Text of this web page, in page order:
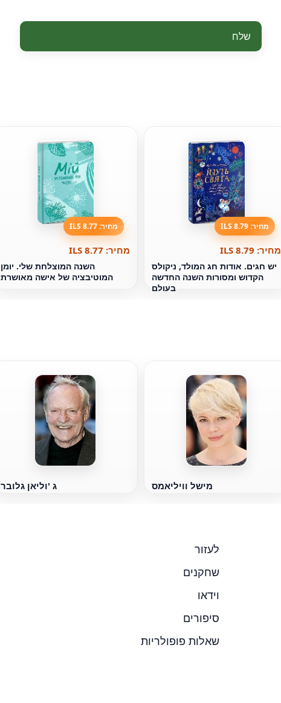
שלח
מחיר: 8.77 ILS
מחיר: 8.77 ILS
השנה המוצלחת שלי. יומן
המוטיבציה של אישה מאושרת
מחיר: 8.79 ILS
מחיר: 8.79 ILS
יש חגים. אודות חג המולד, ניקולס
הקדוש ומסורות השנה החדשה
בעולם
ג 'וליאן גלובר מישל וויליאמס
לעזור
שחקנים
וידאו
סיפורים
שאלות פופולריות